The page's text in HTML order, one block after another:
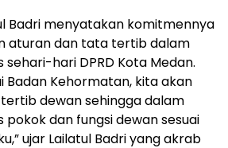
Badri menyatakan komitmennya
aturan dan tata tertib dalam
hari DPRD Kota Medan.
Badan Kehormatan, kita akan
dewan sehingga dalam
pokok dan fungsi dewan sesuai
ujar Lailatul Badri yang akrab